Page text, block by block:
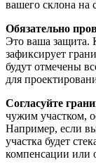
вашего склона на
Обязательно
Это ваша защита.
зафиксирует
будут отмечены
для
Согласуйте
чужим участком,
Например, если
участка будет
компенсации или